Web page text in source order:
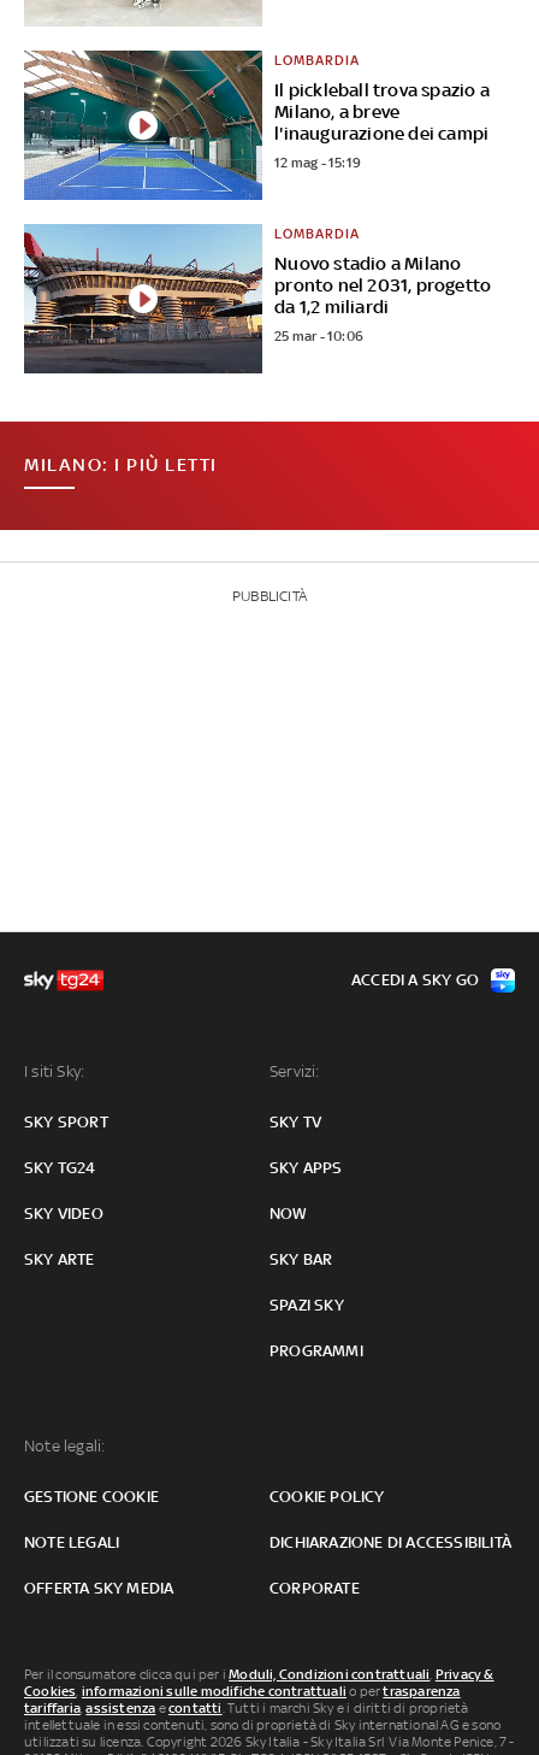
Il pickleball trova spazio a
Milano, a breve
l'inaugurazione dei campi
LOMBARDIA
12 mag - 15:19
Nuovo stadio a Milano
pronto nel 2031, progetto
da 1,2 miliardi
LOMBARDIA
25 mar - 10:06
MILANO: I PIÙ LETTI
PUBBLICITÀ
I siti Sky:
SKY SPORT
SKY TG24
SKY VIDEO
SKY ARTE
Servizi:
SKY TV
SKY APPS
NOW
SKY BAR
SPAZI SKY
PROGRAMMI
Note legali:
GESTIONE COOKIE COOKIE POLICY
NOTE LEGALI DICHIARAZIONE DI ACCESSIBILITÀ
OFFERTA SKY MEDIA CORPORATE
ACCEDI A SKY GO
Per il consumatore clicca qui per iModuli, Condizioni contrattuali, Privacy &
Cookies, informazioni sulle modifiche contrattuali o pertrasparenza
tariffaria,assistenza econtatti. Tutti i marchi Sky e i diritti di proprietà
intellettuale in essi contenuti, sono di proprietà di Sky international AG e sono
utilizzati su licenza. Copyright 2026 Sky Italia - Sky Italia Srl Via Monte Penice, 7 -